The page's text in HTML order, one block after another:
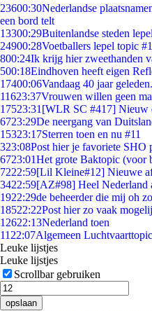
23600:30Nederlandse
een bord telt
13300:29Buitenlandse steden
24900:28Voetballers lepel topic
800:24Ik krijg hier zweethanden
500:18Eindhoven heeft eigen
17400:06Vandaag 40 jaar
11623:37Vrouwen willen geen
17523:31 [WLR SC #417] Nieuw
6723:29De neergang van
15323:17Sterren toen en nu #11
323:08Post hier je favoriete SHO
6723:01Het grote Baktopic (voor
7222:59[Lil Kleine#12] Nieuwe
3422:59[AZ#98] Heel Nederland
1922:29de beheerder die mij oh
18522:22Post hier zo vaak
12622:13Nederland toen
11 22:07Algemeen
Leuke lijstjes
Leuke lijstjes
Scrollbar gebruiken
opslaan